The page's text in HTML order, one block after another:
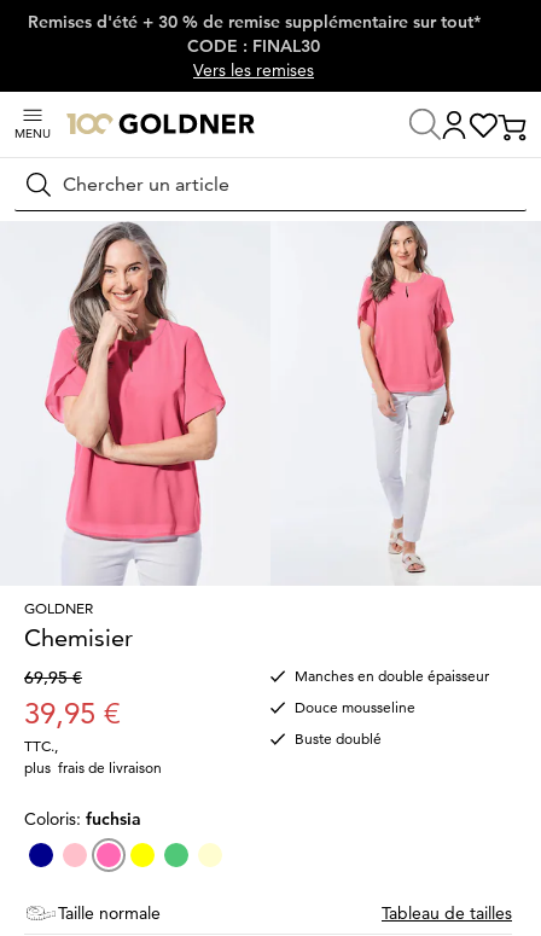
Passer la navigation, aller directement au contenu
Remises d'été + 30 % de remise supplémentaire sur tout*
CODE : FINAL30
Vers les remises
MENU
Rechercher
Maison Mode femme Chemisiers
GOLDNER
Chemisier
69,95 €
39,95 €
TTC.
plus frais de livraison
Manches en double épaisseur
Douce mousseline
Buste doublé
Coloris: fuchsia
Taille normale Tableau de tailles